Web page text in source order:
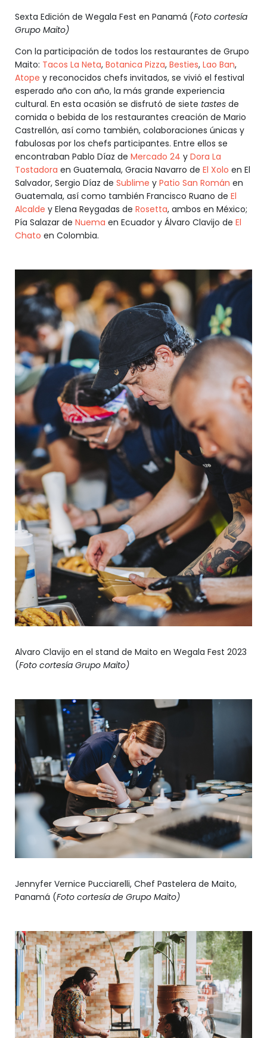
Sexta Edición de Wegala Fest en Panamá (Foto cortesía
Grupo Maito)
Con la participación de todos los restaurantes de Grupo
Maito: Tacos La Neta, Botanica Pizza, Besties, Lao Ban,
Atope y reconocidos chefs invitados, se vivió el festival
esperado año con año, la más grande experiencia
cultural. En esta ocasión se disfrutó de siete tastes de
comida o bebida de los restaurantes creación de Mario
Castrellón, así como también, colaboraciones únicas y
fabulosas por los chefs participantes. Entre ellos se
encontraban Pablo Díaz de Mercado 24 y Dora La
Tostadora en Guatemala, Gracia Navarro de El Xolo en El
Salvador, Sergio Díaz de Sublime y Patio San Román en
Guatemala, así como también Francisco Ruano de El
Alcalde y Elena Reygadas de Rosetta, ambos en México;
Pía Salazar de Nuema en Ecuador y Álvaro Clavijo de El
Chato en Colombia.
Alvaro Clavijo en el stand de Maito en Wegala Fest 2023
(Foto cortesía Grupo Maito)
Jennyfer Vernice Pucciarelli, Chef Pastelera de Maito,
Panamá (Foto cortesía de Grupo Maito)